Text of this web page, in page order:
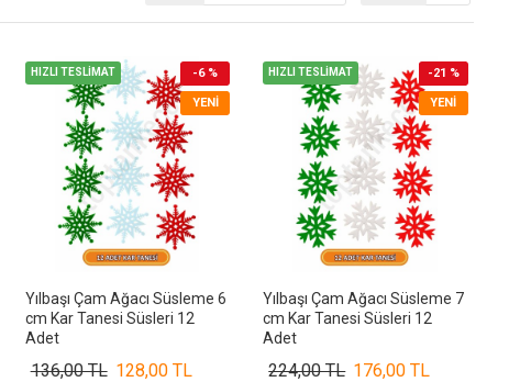
HIZLI TESLİMAT
YENI
-6 %
Yılbaşı Çam Ağacı Süsleme 6
cm Kar Tanesi Süsleri 12
Adet
128,00 TL
136,00 TL
HIZLI TESLİMAT
YENI
-21 %
Yılbaşı Çam Ağacı Süsleme 7
cm Kar Tanesi Süsleri 12
Adet
176,00 TL
224,00 TL